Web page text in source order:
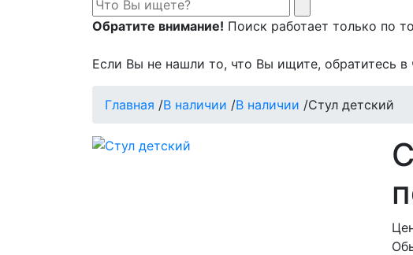
Обратите внимание! Поиск работает только по
Если Вы не нашли то, что Вы ищите, обратитесь в
Главная /В наличии /В наличии /Стул детский